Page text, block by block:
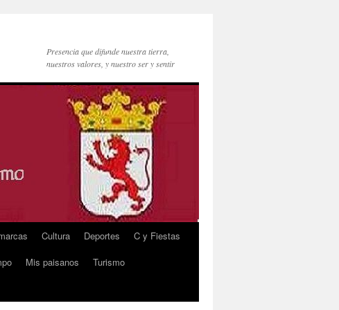
Presencia que difunde nuestra tierra,
nuestros valores, y nuestro ser y sentir
Cultura Deportes
C y Fiestas
Mis paisanos
Turismo